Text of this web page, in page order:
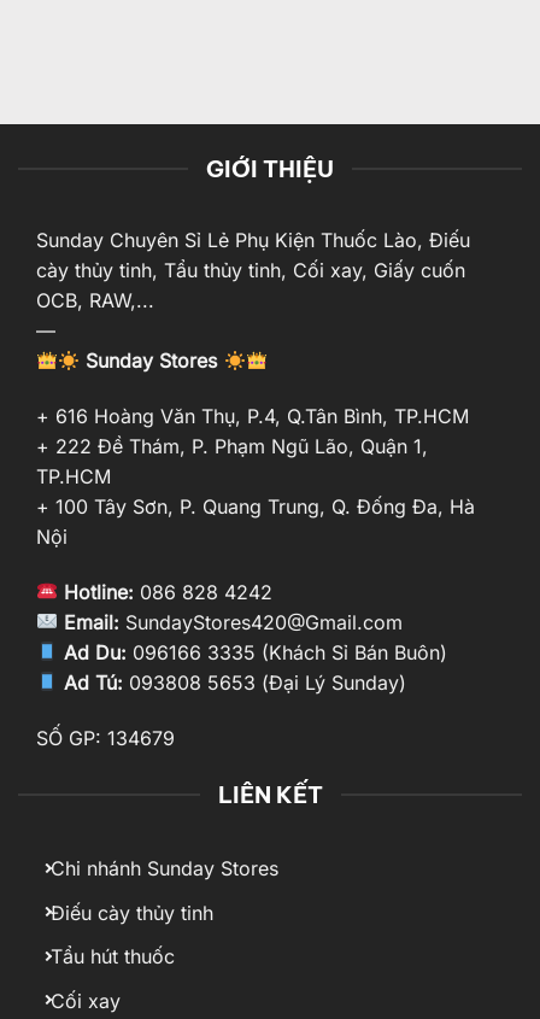
GIỚI THIỆU
Sunday Chuyên Sỉ Lẻ Phụ Kiện Thuốc Lào, Điếu
cày thủy tinh, Tẩu thủy tinh, Cối xay, Giấy cuốn
OCB, RAW,...
—
Sunday Stores
+ 616 Hoàng Văn Thụ, P.4, Q.Tân Bình, TP.HCM
+ 222 Đề Thám, P. Phạm Ngũ Lão, Quận 1,
TP.HCM
+ 100 Tây Sơn, P. Quang Trung, Q. Đống Đa, Hà
Nội
Hotline: 086 828 4242
Email: SundayStores420@Gmail.com
Ad Du: 096166 3335 (Khách Sỉ Bán Buôn)
Ad Tú: 093808 5653 (Đại Lý Sunday)
SỐ GP: 134679
LIÊN KẾT
Chi nhánh Sunday Stores
Điếu cày thủy tinh
Tẩu hút thuốc
Cối xay